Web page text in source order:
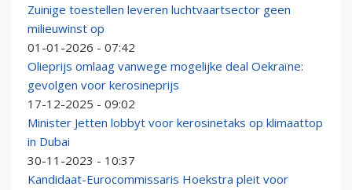
Zuinige toestellen leveren luchtvaartsector geen
milieuwinst op
01-01-2026 - 07:42
Olieprijs omlaag vanwege mogelijke deal Oekraïne:
gevolgen voor kerosineprijs
17-12-2025 - 09:02
Minister Jetten lobbyt voor kerosinetaks op klimaattop
in Dubai
30-11-2023 - 10:37
Kandidaat-Eurocommissaris Hoekstra pleit voor